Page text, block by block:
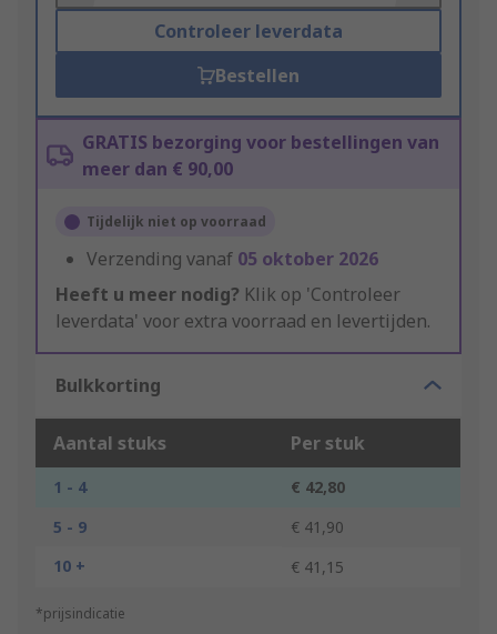
Controleer leverdata
Bestellen
GRATIS bezorging voor bestellingen van
meer dan € 90,00
Tijdelijk niet op voorraad
Verzending vanaf 05 oktober 2026
Heeft u meer nodig? Klik op 'Controleer
leverdata' voor extra voorraad en levertijden.
Bulkkorting
Aantal stuks Per stuk
1 - 4
€ 42,80
5 - 9
€ 41,90
10 +
€ 41,15
*prijsindicatie